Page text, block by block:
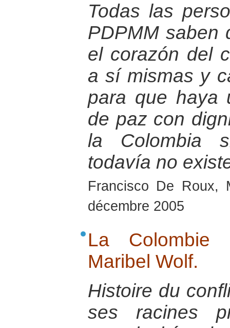
Todas las
PDPMM saben
el corazón del
a sí mismas y
para que haya
de paz con
la Colombia
todavía no
Francisco De Roux,
décembre 2005
La Colombie
Maribel Wolf.
Histoire du
ses racines